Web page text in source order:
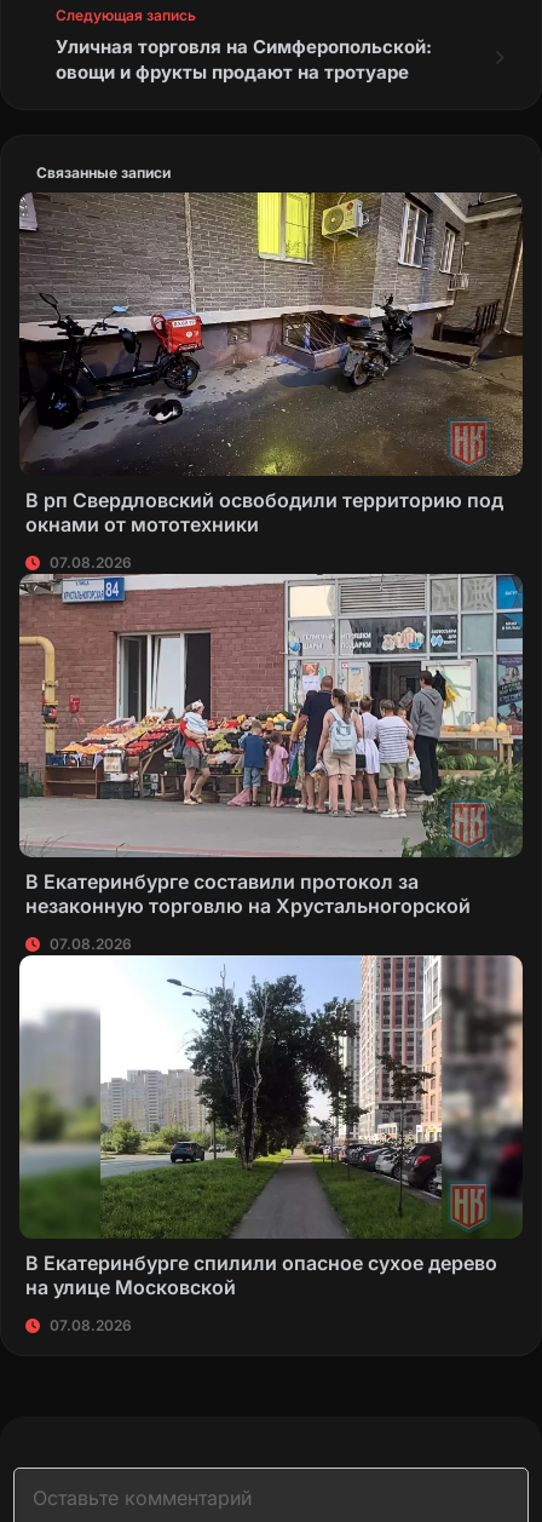
Следующая запись
Уличная торговля на Симферопольской:
овощи и фрукты продают на тротуаре
Связанные записи
В рп Свердловский освободили территорию под
окнами от мототехники
07.08.2026
В Екатеринбурге составили протокол за
незаконную торговлю на Хрустальногорской
07.08.2026
В Екатеринбурге спилили опасное сухое дерево
на улице Московской
07.08.2026